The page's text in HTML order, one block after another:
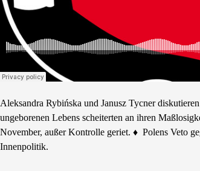
Aleksandra Rybińska und Janusz Tycner
ungeborenen Lebens scheiterten an ihren
November, außer Kontrolle geriet. ♦ Polens Veto
Innenpolitik.